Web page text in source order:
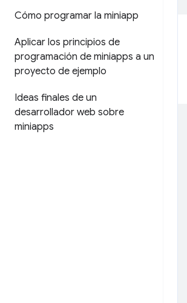
Cómo programar la miniapp
Aplicar los principios de
programación de miniapps a un
proyecto de ejemplo
Ideas finales de un
desarrollador web sobre
miniapps